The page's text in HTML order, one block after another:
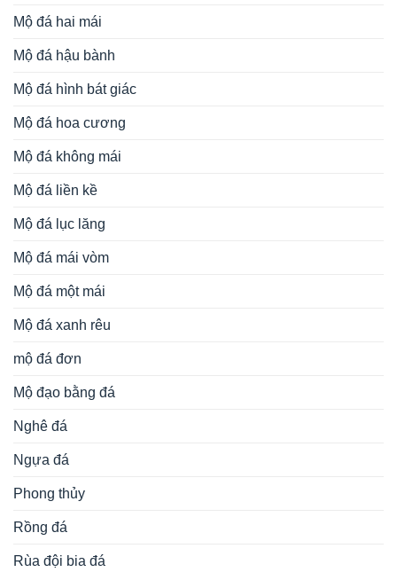
Mộ đá hai mái
Mộ đá hậu bành
Mộ đá hình bát giác
Mộ đá hoa cương
Mộ đá không mái
Mộ đá liền kề
Mộ đá lục lăng
Mộ đá mái vòm
Mộ đá một mái
Mộ đá xanh rêu
mộ đá đơn
Mộ đạo bằng đá
Nghê đá
Ngựa đá
Phong thủy
Rồng đá
Rùa đội bia đá